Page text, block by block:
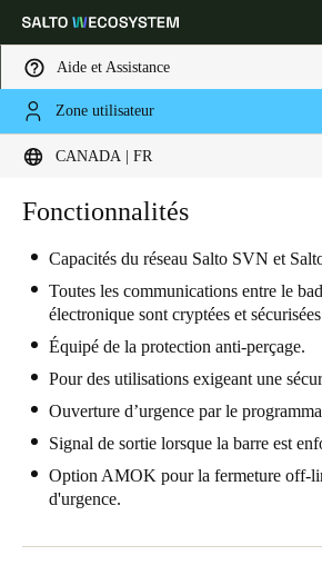
Aide et Assistance
Zone utilisateur
CANADA | FR
Sélectionnez vos paramètres de
Global Europe
Canada Français
USA
English
Canada
English
Français
Enregistrer la nouvelle sélection comme
Fonctionnalités
Capacités du réseau Salto SVN et
Toutes les communications entre le
électronique sont cryptées et
Équipé de la protection anti-perçage.
Pour des utilisations exigeant une
Ouverture d’urgence par le
Signal de sortie lorsque la barre est
Option AMOK pour la fermeture off-
d'urgence.